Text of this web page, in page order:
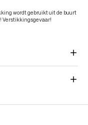
wordt gebruikt uit de buurt
Verstikkingsgevaar!